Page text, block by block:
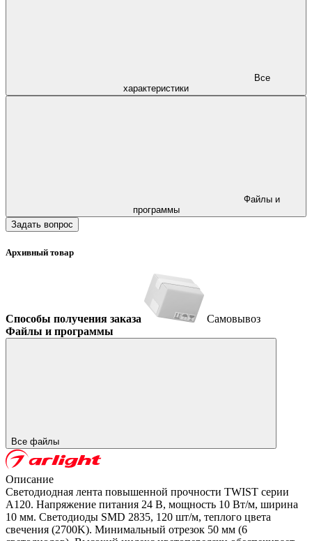
характеристики
программы
Задать вопрос
Архивный товар
Способы получения заказа
Самовывоз
Файлы и программы
Все файлы
Описание
Светодиодная лента повышенной прочности TWIST серии
A120. Напряжение питания 24 В, мощность 10 Вт/м, ширина
10 мм. Светодиоды SMD 2835, 120 шт/м, теплого цвета
свечения (2700K). Минимальный отрезок 50 мм (6